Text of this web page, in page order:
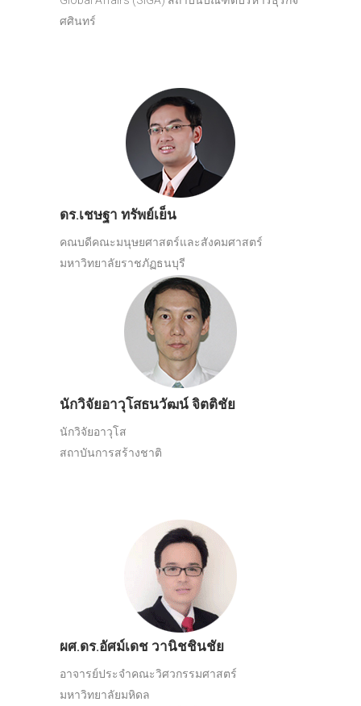
ศศินทร์
ดร.เชษฐา ทรัพย์เย็น
คณบดีคณะมนุษยศาสตร์และสังคมศาสตร์
มหาวิทยาลัยราชภัฏธนบุรี
นักวิจัยอาวุโสธนวัฒน์ จิตติชัย
นักวิจัยอาวุโส
สถาบันการสร้างชาติ
ผศ.ดร.อัศม์เดช วานิชชินชัย
อาจารย์ประจำคณะวิศวกรรมศาสตร์
มหาวิทยาลัยมหิดล